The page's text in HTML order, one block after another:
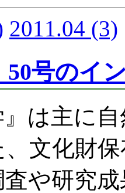
2011.04 (3)
50号のイ
は主に自
文化財
や研究